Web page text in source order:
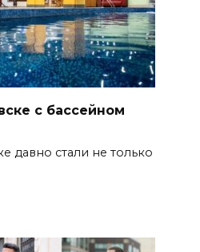
с бассейном
давно стали не только